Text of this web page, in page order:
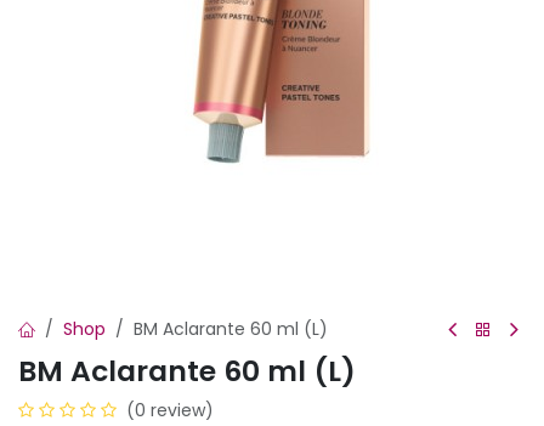
Shop BM Aclarante 60 ml (L)
BM Aclarante 60 ml (L)
(0 review)